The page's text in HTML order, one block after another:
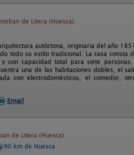
de Litera (Huesca)
autóctona, originaria del año
todo su estilo tradicional. La casa consta
capacidad total para siete personas.
una de las habitaciones dobles, el
con electrodomésticos, el comedor,
Email
de Litera (Huesca)
90 km de Huesca